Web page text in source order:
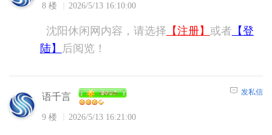
8 楼 2026/5/13 16:10:00
沈阳休闲网内容，请选择 【注册】 或者 【登
陆】
后阅览！
语千言
9 楼 2026/5/13 16:21:00
发私信